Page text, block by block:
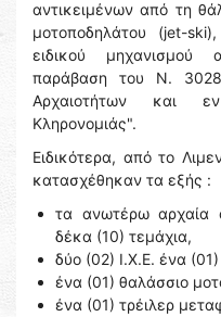
αντικειμένων από τη
μοτοποδηλάτου (jet-
ειδικού μηχανισμού
παράβαση του Ν.
Αρχαιοτήτων και
Κληρονομιάς".
Ειδικότερα, από το
κατασχέθηκαν τα εξής :
τα ανωτέρω αρχαία
δέκα (10) τεμάχια,
δύο (02) Ι.Χ.Ε. ένα
ένα (01) θαλάσσιο
ένα (01) τρέιλερ